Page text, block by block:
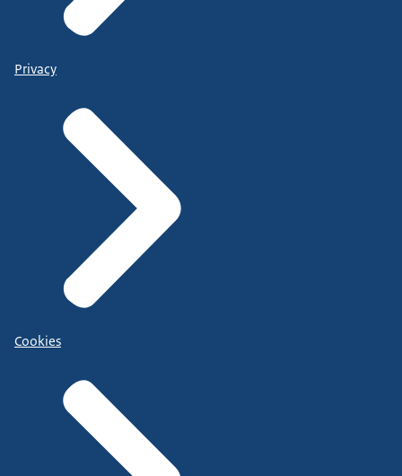
Privacy
Cookies